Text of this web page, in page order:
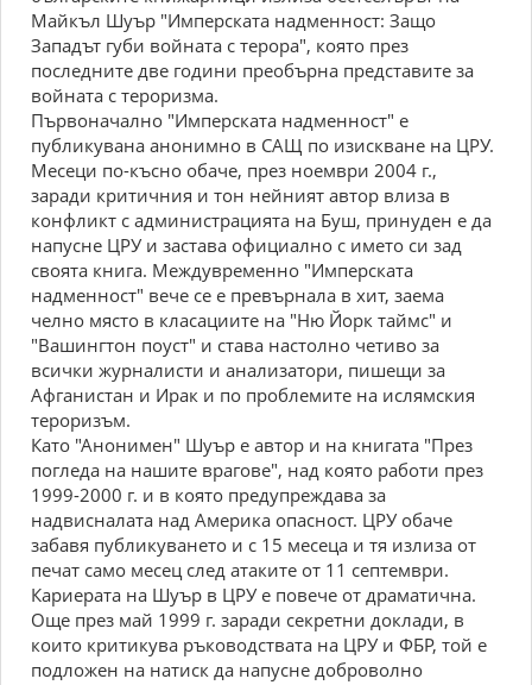
Майкъл Шуър "Имперската надменност: Защо
Западът губи войната с терора", която през
последните две години преобърна представите за
войната с тероризма.
Първоначално "Имперската надменност" е
публикувана анонимно в САЩ по изискване на ЦРУ.
Месеци по-късно обаче, през ноември 2004 г.,
заради критичния и тон нейният автор влиза в
конфликт с администрацията на Буш, принуден е да
напусне ЦРУ и застава официално с името си зад
своята книга. Междувременно "Имперската
надменност" вече се е превърнала в хит, заема
челно място в класациите на "Ню Йорк таймс" и
"Вашингтон поуст" и става настолно четиво за
всички журналисти и анализатори, пишещи за
Афганистан и Ирак и по проблемите на ислямския
тероризъм.
Като "Анонимен" Шуър е автор и на книгата "През
погледа на нашите врагове", над която работи през
1999-2000 г. и в която предупреждава за
надвисналата над Америка опасност. ЦРУ обаче
забавя публикуването и с 15 месеца и тя излиза от
печат само месец след атаките от 11 септември.
Кариерата на Шуър в ЦРУ е повече от драматична.
Още през май 1999 г. заради секретни доклади, в
които критикува ръководствата на ЦРУ и ФБР, той е
подложен на натиск да напусне доброволно